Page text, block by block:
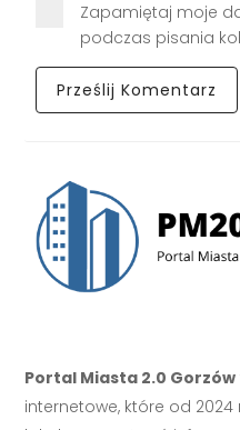
Zapamiętaj moje
podczas pisania
Portal Miasta 2.0 Gorzów
internetowe, które od 2024